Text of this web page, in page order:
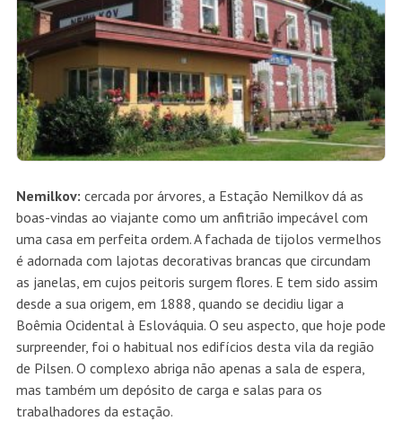
Nemilkov: cercada por árvores, a Estação Nemilkov dá as
boas-vindas ao viajante como um anfitrião impecável com
uma casa em perfeita ordem. A fachada de tijolos vermelhos
é adornada com lajotas decorativas brancas que circundam
as janelas, em cujos peitoris surgem flores. E tem sido assim
desde a sua origem, em 1888, quando se decidiu ligar a
Boêmia Ocidental à Eslováquia. O seu aspecto, que hoje pode
surpreender, foi o habitual nos edifícios desta vila da região
de Pilsen. O complexo abriga não apenas a sala de espera,
mas também um depósito de carga e salas para os
trabalhadores da estação.